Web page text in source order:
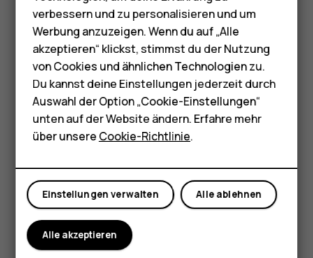
Zubehör
HMD Terra M
Für Unternehmen
Tablets
Shop
Mein Konto
Wiederherstellung oder Zurücksetzung des Tablets
verwenden können, müssen Sie Ihr Tablet zum
Kundendienst bringen. Möglicherweise fallen zusätzliche
Gebühren an, und u. U. werden alle persönlichen Daten auf
Ihrem Tablet gelöscht. Weitere Informationen erhalten Sie
über den nächsten autorisierten Kundenservice oder beim
Händler Ihres Tablets.
Did you find this helpful?
Ja Nein
verbessern und zu personalisieren und um
Werbung anzuzeigen. Wenn du auf „Alle
akzeptieren“ klickst, stimmst du der Nutzung
von Cookies und ähnlichen Technologien zu.
Du kannst deine Einstellungen jederzeit durch
Auswahl der Option „Cookie-Einstellungen“
unten auf der Website ändern. Erfahre mehr
über unsereCookie-Richtlinie.
Alle ablehnen
Einstellungen verwalten
Alle akzeptieren